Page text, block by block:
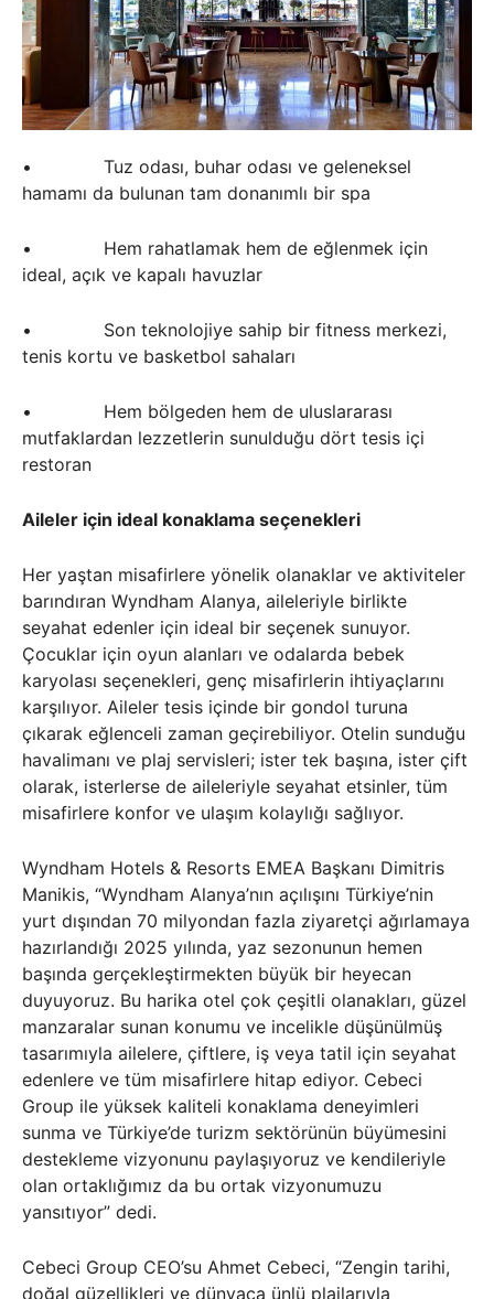
• Tuz odası, buhar odası ve geleneksel
hamamı da bulunan tam donanımlı bir spa
• Hem rahatlamak hem de eğlenmek için
ideal, açık ve kapalı havuzlar
• Son teknolojiye sahip bir fitness merkezi,
tenis kortu ve basketbol sahaları
• Hem bölgeden hem de uluslararası
mutfaklardan lezzetlerin sunulduğu dört tesis içi
restoran
Aileler için ideal konaklama seçenekleri
Her yaştan misafirlere yönelik olanaklar ve aktiviteler
barındıran Wyndham Alanya, aileleriyle birlikte
seyahat edenler için ideal bir seçenek sunuyor.
Çocuklar için oyun alanları ve odalarda bebek
karyolası seçenekleri, genç misafirlerin ihtiyaçlarını
karşılıyor. Aileler tesis içinde bir gondol turuna
çıkarak eğlenceli zaman geçirebiliyor. Otelin sunduğu
havalimanı ve plaj servisleri; ister tek başına, ister çift
olarak, isterlerse de aileleriyle seyahat etsinler, tüm
misafirlere konfor ve ulaşım kolaylığı sağlıyor.
Wyndham Hotels & Resorts EMEA Başkanı Dimitris
Manikis, “Wyndham Alanya’nın açılışını Türkiye’nin
yurt dışından 70 milyondan fazla ziyaretçi ağırlamaya
hazırlandığı 2025 yılında, yaz sezonunun hemen
başında gerçekleştirmekten büyük bir heyecan
duyuyoruz. Bu harika otel çok çeşitli olanakları, güzel
manzaralar sunan konumu ve incelikle düşünülmüş
tasarımıyla ailelere, çiftlere, iş veya tatil için seyahat
edenlere ve tüm misafirlere hitap ediyor. Cebeci
Group ile yüksek kaliteli konaklama deneyimleri
sunma ve Türkiye’de turizm sektörünün büyümesini
destekleme vizyonunu paylaşıyoruz ve kendileriyle
olan ortaklığımız da bu ortak vizyonumuzu
yansıtıyor” dedi.
Cebeci Group CEO’su Ahmet Cebeci, “Zengin tarihi,
doğal güzellikleri ve dünyaca ünlü plajlarıyla